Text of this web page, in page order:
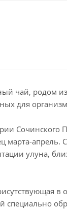
чай, родом из
для
Сочинского
апрель.
улуна,
в
специально